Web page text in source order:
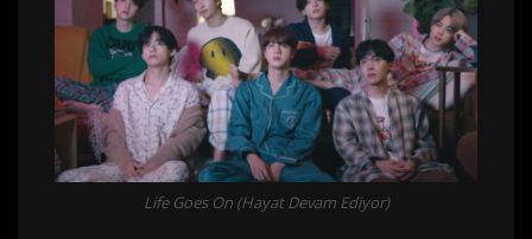
Life Goes On (Hayat Devam Ediyor)